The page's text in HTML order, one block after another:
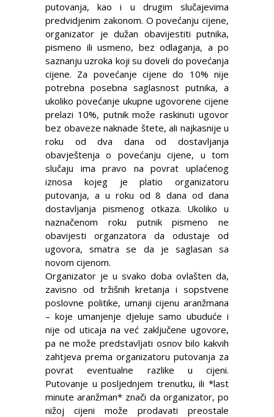
putovanja, kao i u drugim slučajevima
predvidjenim zakonom. O povećanju cijene,
organizator je dužan obavijestiti putnika,
pismeno ili usmeno, bez odlaganja, a po
saznanju uzroka koji su doveli do povećanja
cijene. Za povećanje cijene do 10% nije
potrebna posebna saglasnost putnika, a
ukoliko povećanje ukupne ugovorene cijene
prelazi 10%, putnik može raskinuti ugovor
bez obaveze naknade štete, ali najkasnije u
roku od dva dana od dostavljanja
obavještenja o povećanju cijene, u tom
slučaju ima pravo na povrat uplaćenog
iznosa kojeg je platio organizatoru
putovanja, a u roku od 8 dana od dana
dostavljanja pismenog otkaza. Ukoliko u
naznačenom roku putnik pismeno ne
obavijesti organzatora da odustaje od
ugovora, smatra se da je saglasan sa
novom cijenom.
Organizator je u svako doba ovlašten da,
zavisno od tržišnih kretanja i sopstvene
poslovne politike, umanji cijenu aranžmana
– koje umanjenje djeluje samo ubuduće i
nije od uticaja na već zaključene ugovore,
pa ne može predstavljati osnov bilo kakvih
zahtjeva prema organizatoru putovanja za
povrat eventualne razlike u cijeni.
Putovanje u posljednjem trenutku, ili *last
minute aranžman* znači da organizator, po
nižoj cijeni može prodavati preostale